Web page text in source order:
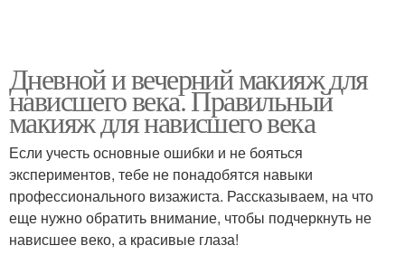
Дневной и вечерний макияж для
нависшего века. Правильный
макияж для нависшего века
Если учесть основные ошибки и не бояться
экспериментов, тебе не понадобятся навыки
профессионального визажиста. Рассказываем, на что
еще нужно обратить внимание, чтобы подчеркнуть не
нависшее веко, а красивые глаза!